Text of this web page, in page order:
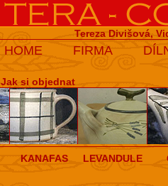
Tereza Divišová,
HOME FIRMA
Jak si objednat
KANAFAS LEVANDULE